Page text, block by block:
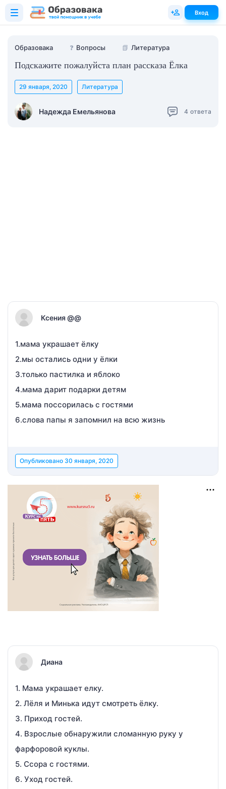
Образовака ❓ Вопросы 📗 Литература
Подскажите пожалуйста план рассказа Ёлка
Надежда Емельянова
29 января, 2020 Литература
4 ответа
Ксения @@
1.мама украшает ёлку
2.мы остались одни у ёлки
3.только пастилка и яблоко
4.мама дарит подарки детям
5.мама поссорилась с гостями
6.слова папы я запомнил на всю жизнь
Опубликовано 30 января, 2020
Диана
1. Мама украшает елку.
2. Лёля и Минька идут смотреть ёлку.
3. Приход гостей.
4. Взрослые обнаружили сломанную руку у
фарфоровой куклы.
5. Ссора с гостями.
6. Уход гостей.
Вход